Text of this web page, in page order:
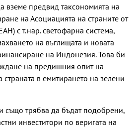
предвид таксономията на
на Асоциацията на страните от
с т.нар. светофарна система,
на въглищата и новата
на Индонезия. Това би
на предишния опит на
страната в емитирането на зелени
също трябва да бъдат подобрени,
инвеститори по веригата на